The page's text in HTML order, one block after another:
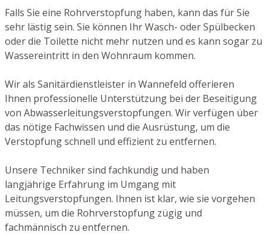
Falls Sie eine Rohrverstopfung haben, kann das für Sie
sehr lästig sein. Sie können Ihr Wasch- oder Spülbecken
oder die Toilette nicht mehr nutzen und es kann sogar zu
Wassereintritt in den Wohnraum kommen.
Wir als Sanitärdienstleister in Wannefeld offerieren
Ihnen professionelle Unterstützung bei der Beseitigung
von Abwasserleitungsverstopfungen. Wir verfügen über
das nötige Fachwissen und die Ausrüstung, um die
Verstopfung schnell und effizient zu entfernen.
Unsere Techniker sind fachkundig und haben
langjährige Erfahrung im Umgang mit
Leitungsverstopfungen. Ihnen ist klar, wie sie vorgehen
müssen, um die Rohrverstopfung zügig und
fachmännisch zu entfernen.